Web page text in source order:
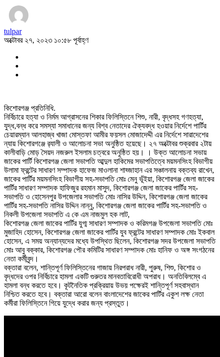
tulpar
অক্টোবর ২৭, ২০২৩ ১০:৫৮ পূর্বাহ্ণ
কিশোরগঞ্জ প্রতিনিধি.
নির্বিচারে হত্যা ও নির্মম আগ্রাসনের শিকার ফিলিস্তিনে শিশু, নারী, বৃদ্ধসহ গণহত্যা,
যুদ্ধ,বন্ধ করে সমস্যা সমাধানের জন্য বিশ্ব নেতাদের ঐক্যবদ্ধ হওয়ার নির্দেশে পার্টির
চেয়ারম্যান আলহাজ্ব খাজা মোস্তফা আমীর ফয়সল মোজাদেদ্দী এর নির্দেশে সারাদেশের
ন্যায় কিশোরগঞ্জে র‌্যালী ও আলোচনা সভা অনুষ্ঠিত হয়েছে। ২৭ অক্টোবর শুক্রবার ২টায়
কালীবাড়ি মোড় সৈয়দ নজরুল ইসলাম চত্বরে অনুষ্ঠিত হয়। । উক্ত আলোচনা সভায়
জাকের পার্টি কিশোরগঞ্জ জেলা সভাপতি আব্দুল হাকিমের সভাপতিত্বে ময়মনসিংহ বিভাগীয়
উলামা ফ্রন্টের সাধারণ সম্পাদক হাফেজ মাওলানা শাহ্জাহান এর সঞ্চালনায় বক্তব্য রাখেন,
জাকের পার্টির ময়মনসিংহ বিভাগীয় সহ-সভাপতি মোঃ মেনু ভূঁইয়া, কিশোরগঞ্জ জেলা জাকের
পার্টির সাধারণ সম্পাদক হাফিজুর রহমান মাসুদ, কিশোরগঞ্জ জেলা জাকের পার্টির সহ-
সভাপতি ও হোসেনপুর উপজেলার সভাপতি মোঃ নাসির উদ্দিন, কিশোরগঞ্জ জেলা জাকের
পার্টির সহ-সভাপতি নাসির উদ্দিন নান্নু, কিশোরগঞ্জ জেলা জাকের পার্টির সহ-সভাপতি ও
নিকলী উপজেলা সভাপতি এ কে এম নাজমুল হক লাট,
কিশোরগঞ্জ জেলা জাকের পার্টির যুগ্ম সাধারণ সম্পাদক ও করিমগঞ্জ উপজেলা সভাপতি মোঃ
মুজাহিদ হোসেন, কিশোরগঞ্জ জেলা জাকের পার্টির যুব ফ্রন্টের সাধারণ সম্পাদক মোঃ ইকবাল
হোসেন, এ সময় অন্যান্যদের মধ্যে উপস্থিত ছিলেন, কিশোরগঞ্জ সদর উপজেলা সভাপতি
মোঃ আবু বক্কার, কিশোরগঞ্জ পৌর কমিটির সাধারণ সম্পাদক মোঃ হানিফ ও অঙ্গ সংগঠনের
নেতা কর্মীবৃন্দ।
বক্তারা বলেন, শান্তিপূর্ণ ফিলিস্তিনের গাজায় নিরপরাধ নারী, পুরুষ, শিশু, কিশোর ও
বৃদ্ধদের ওপর নির্বিচারে হামলা একটি গুরুতর মানবতাবিরোধী অপরাধ। অনতিবিলম্বে এ
হামলা বন্ধ করতে হবে। কূটনৈতিক প্রক্রিয়ায় উভয় পক্ষেরই শান্তিপূর্ণ সহবাস্থান
নিশ্চিত করতে হবে। বক্তারা আরো বলেন বাংলাদেশের জাকের পার্টির একুশ লক্ষ নেতা
কর্মীরা ফিলিস্তিনে গিয়ে যুদ্ধে করার জন্য প্রস্তুত।